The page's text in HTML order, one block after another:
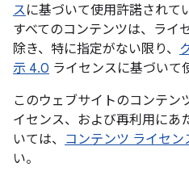
スに基づいて使用許諾されて
すべてのコンテンツは、ライ
除き、特に指定がない限り、
示 4.0 ライセンスに基づいて
このウェブサイトのコンテン
イセンス、および再利用にあ
いては、 コンテンツ ライセン
い。